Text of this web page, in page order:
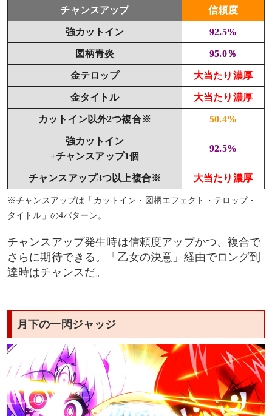
チャンスアップ 信頼度
強カットイン 92.5%
図柄青炎 95.0％
金テロップ 大当たり濃厚
金タイトル 大当たり濃厚
カットイン以外2つ複合※ 50.4%
強カットイン
+チャンスアップ1個
92.5%
チャンスアップ3つ以上複合※ 大当たり濃厚
※チャンスアップは「カットイン・図柄エフェクト・テロップ・
タイトル」の4パターン。
チャンスアップ発生時は信頼度アップかつ、複合で
さらに期待できる。「乙女の決意」経由でロング到
達時はチャンスだ。
月下の一閃ジャッジ